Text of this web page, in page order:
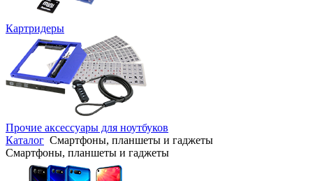
Картридеры
Прочие аксессуары для ноутбуков
Каталог Смартфоны, планшеты и гаджеты
Смартфоны, планшеты и гаджеты